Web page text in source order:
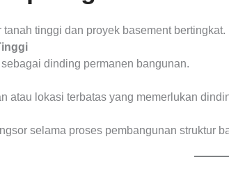
tinggi dan proyek basement bertingkat.
dinding permanen bangunan.
atau lokasi terbatas yang memerlukan
selama proses pembangunan struktur